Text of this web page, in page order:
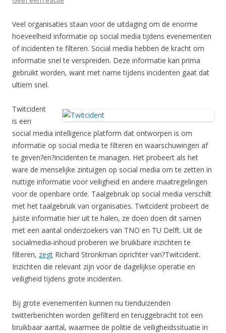
Veel organisaties staan voor de uitdaging om de enorme
hoeveelheid informatie op social media tijdens evenementen
of incidenten te filteren. Social media hebben de kracht om
informatie snel te verspreiden. Deze informatie kan prima
gebruikt worden, want met name tijdens incidenten gaat dat
ultiem snel.
Twitcident
is een
social media intelligence platform dat ontworpen is om
informatie op social media te filteren en waarschuwingen af
te geven?en?incidenten te managen. Het probeert als het
ware de menselijke zintuigen op social media om te zetten in
nuttige informatie voor veiligheid en andere maatregelingen
voor de openbare orde. Taalgebruik op social media verschilt
met het taalgebruik van organisaties. Twitcident probeert de
juiste informatie hier uit te halen, ze doen doen dit samen
met een aantal onderzoekers van TNO en TU Delft. Uit de
socialmedia-inhoud proberen we bruikbare inzichten te
filteren, zegt Richard Stronkman oprichter van?Twitcident.
Inzichten die relevant zijn voor de dagelijkse operatie en
veiligheid tijdens grote incidenten.
Bij grote evenementen kunnen nu tienduizenden
twitterberichten worden gefilterd en teruggebracht tot een
bruikbaar aantal, waarmee de politie de veiligheidssituatie in